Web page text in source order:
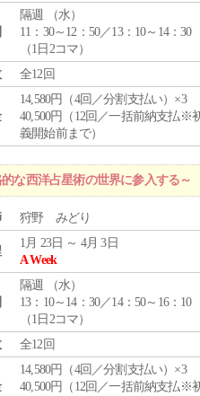
隔週 （水）
11：30～12：50／13：10～14：30
（1日2コマ）
全12回
14,580円（4回／分割支払い）×3
40,500円（12回／一括前納支払※
義開始前まで）
な西洋占星術の世界に参入する～
狩野 みどり
1月 23日 ～ 4月 3日
A Week
隔週 （水）
13：10～14：30／14：50～16：10
（1日2コマ）
全12回
14,580円（4回／分割支払い）×3
40,500円（12回／一括前納支払※